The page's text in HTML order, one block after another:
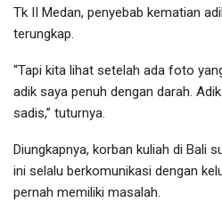
Tk II Medan, penyebab kematian
terungkap.
“Tapi kita lihat setelah ada foto
adik saya penuh dengan darah.
sadis,” tuturnya.
Diungkapnya, korban kuliah di Bali
ini selalu berkomunikasi dengan
pernah memiliki masalah.